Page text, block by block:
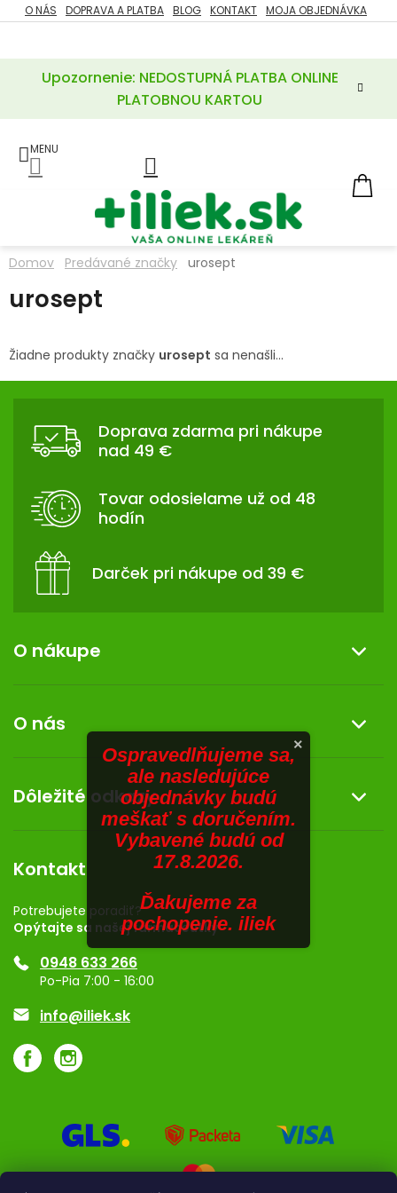
Prejsť
na
Upozornenie: NEDOSTUPNÁ PLATBA ONLINE
PLATOBNOU KARTOU
O NÁS DOPRAVA A PLATBA BLOG KONTAKT MOJA OBJEDNÁVKA
ZĽAVY
POTREBY
A
LIEKY
A
MINERÁLY
KOZMETIKA
TRÁVENIE
EROTIKA
BOLESŤ
DERMATOLÓGIA
DENTÁLNA
HYGIENA
ZDRAVOTNÍCKE
PRÍRODNÉ
LIEKY
ZNAČKY
Prihlásenie
Domov Predávané značky urosept
urosept
Žiadne produkty značky urosept sa nenašli...
Doprava zdarma pri nákupe
nad 49 €
Tovar odosielame už od 48
hodín
Darček pri nákupe od 39 €
O nákupe
Reklamácia a vrátenie tovaru
Doprava a platba
Darček k nákupu
Obchodné podmienky
O nás
Kontakt
Dermocentrum
Dôležité odkazy
Rozhodnutie na prevádzku
Registrácia
Ponuka pre firmy
Značky
Kontakt
Potrebujete poradiť?
Opýtajte sa našej farmaceutky
0948 633 266
Po-Pia 7:00 - 16:00
info@iliek.sk
×
Ospravedlňujeme sa,
ale nasledujúce
objednávky budú
meškať s doručením.
Vybavené budú od
17.8.2026.
Ďakujeme za
pochopenie. iliek